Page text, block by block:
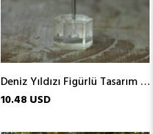
Deniz Yıldızı Figürlü Tasarım Küpe
10.48 USD